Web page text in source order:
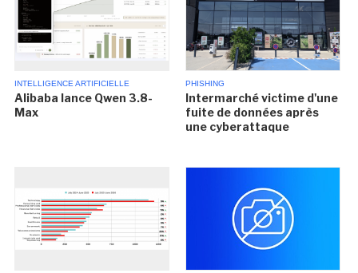
INTELLIGENCE ARTIFICIELLE
Alibaba lance Qwen 3.8-
Max
PHISHING
Intermarché victime d'une
fuite de données après
une cyberattaque